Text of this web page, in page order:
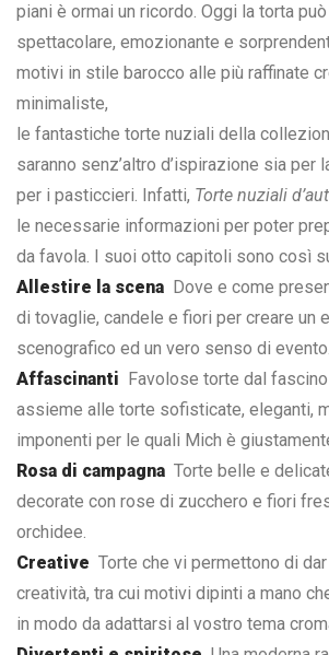
piani è ormai un ricordo. Oggi la torta
spettacolare, emozionante e
motivi in stile barocco alle più raffinate
minimaliste,
le fantastiche torte nuziali della
saranno senz’altro d’ispirazione sia per
per i pasticcieri. Infatti, Torte nuziali
le necessarie informazioni per poter
da favola. I suoi otto capitoli sono così
Allestire la scena Dove e come
di tovaglie, candele e fiori per creare un
scenografico ed un vero senso di evento.
Affascinanti
Favolose torte dal
assieme alle torte sofisticate, eleganti,
imponenti per le quali Mich è
Rosa di campagna Torte belle e
decorate con rose di zucchero e fiori
orchidee.
Creative Torte che vi permettono di
creatività, tra cui motivi dipinti a mano
in modo da adattarsi al vostro tema